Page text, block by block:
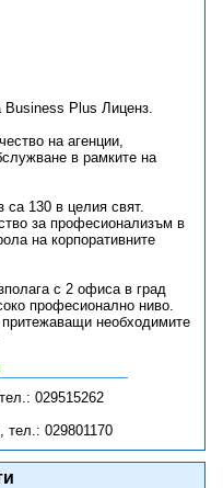
Business Plus Лиценз.
на агенции,
в рамките на
са 130 в целия свят.
за професионализъм в
на корпоративните
с 2 офиса в град
професионално ниво.
необходимите
029515262
029801170